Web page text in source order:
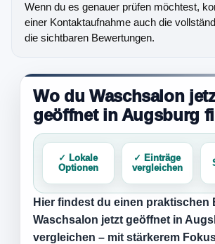
Wenn du es genauer prüfen möchtest,
einer Kontaktaufnahme auch die
die sichtbaren Bewertungen.
Wo du Waschsalon
geöffnet in Augsburg
✓ Lokale
Optionen
✓ Einträge
vergleichen
Hier findest du einen praktischen
Waschsalon jetzt geöffnet in
vergleichen – mit stärkerem